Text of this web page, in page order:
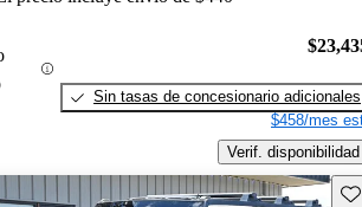
Sin tasas de concesionario adicionales
$458/mes
Verif. disponibilidad
Aviso